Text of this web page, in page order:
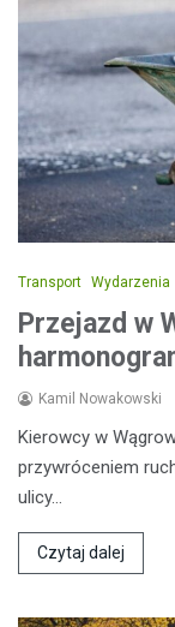
Transport Wydarzenia
Przejazd w
Kamil Nowakowski
Kierowcy w
przywróceniem
ulicy…
Czytaj dalej